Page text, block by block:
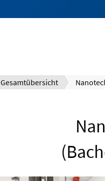
Gesamtübersicht